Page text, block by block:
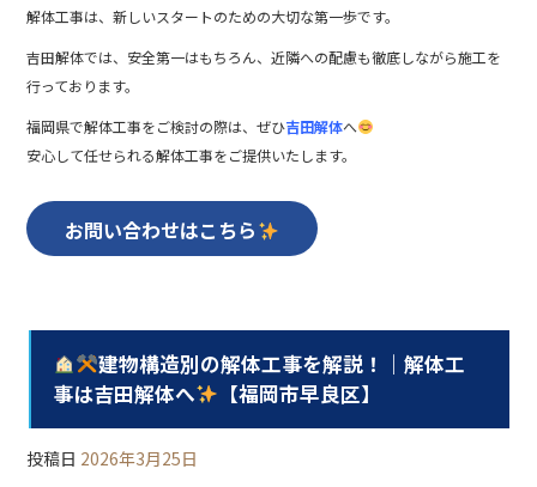
解体工事は、新しいスタートのための大切な第一歩です。
吉田解体では、安全第一はもちろん、近隣への配慮も徹底しながら施工を
行っております。
福岡県で解体工事をご検討の際は、ぜひ吉田解体へ
安心して任せられる解体工事をご提供いたします。
お問い合わせはこちら
建物構造別の解体工事を解説！｜解体工
事は吉田解体へ
【福岡市早良区】
投稿日 2026年3月25日